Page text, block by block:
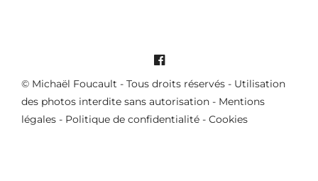
© Michaël Foucault - Tous droits réservés - Utilisation
des photos interdite sans autorisation - Mentions
légales - Politique de confidentialité - Cookies